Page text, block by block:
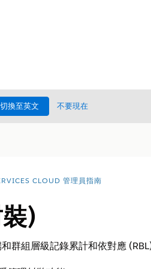
切換至英文 不要現在
CLOUD 管理員指南
)
群組層級記錄累計和依對應 (RBL)